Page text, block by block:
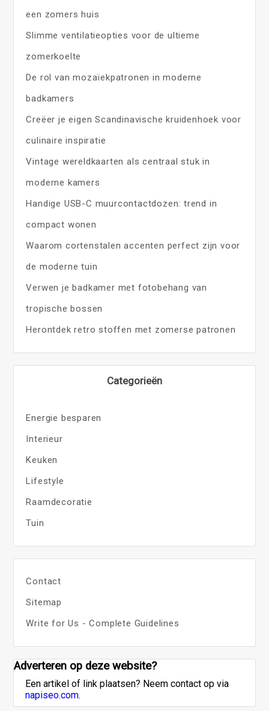
een zomers huis
Slimme ventilatieopties voor de ultieme
zomerkoelte
De rol van mozaïekpatronen in moderne
badkamers
Creëer je eigen Scandinavische kruidenhoek voor
culinaire inspiratie
Vintage wereldkaarten als centraal stuk in
moderne kamers
Handige USB-C muurcontactdozen: trend in
compact wonen
Waarom cortenstalen accenten perfect zijn voor
de moderne tuin
Verwen je badkamer met fotobehang van
tropische bossen
Herontdek retro stoffen met zomerse patronen
Categorieën
Energie besparen
Interieur
Keuken
Lifestyle
Raamdecoratie
Tuin
Contact
Sitemap
Write for Us - Complete Guidelines
Adverteren op deze website?
Een artikel of link plaatsen? Neem contact op via
napiseo.com.